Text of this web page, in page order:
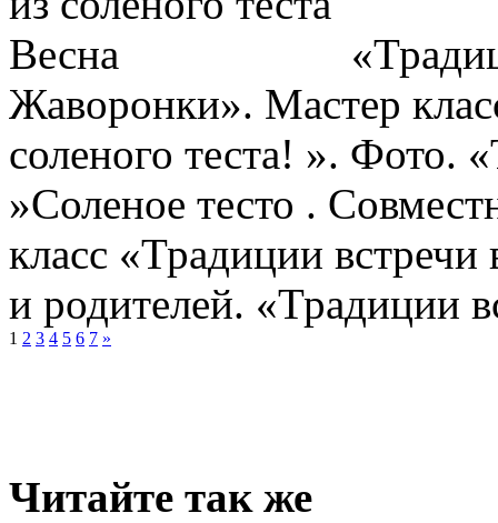
Жаворонки». Мастер
соленого теста! ». Фото.
»Соленое тесто .
класс «Традиции
и родителей. «Традиции
1 2 3 4 5 6 7 »
Читайте так же